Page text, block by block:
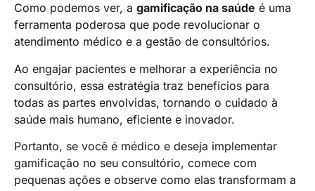
Como podemos ver, a gamificação na saúde é uma
ferramenta poderosa que pode revolucionar o
atendimento médico e a gestão de consultórios.
Ao engajar pacientes e melhorar a experiência no
consultório, essa estratégia traz benefícios para
todas as partes envolvidas, tornando o cuidado à
saúde mais humano, eficiente e inovador.
Portanto, se você é médico e deseja implementar
gamificação no seu consultório, comece com
pequenas ações e observe como elas transformam a